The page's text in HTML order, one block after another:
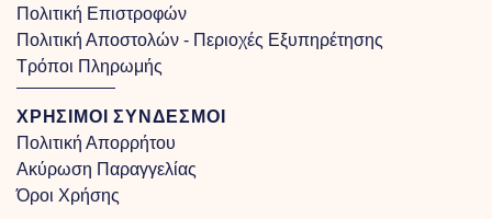
Πολιτική Επιστροφών
Πολιτική Αποστολών - Περιοχές Εξυπηρέτησης
Τρόποι Πληρωμής
ΧΡΗΣΙΜΟΙ ΣΥΝΔΕΣΜΟΙ
Πολιτική Απορρήτου
Ακύρωση Παραγγελίας
Όροι Χρήσης